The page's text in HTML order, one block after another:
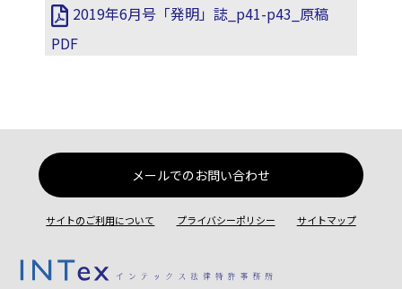
2019年6月号「発明」誌_p41-p43_原稿
PDF
メールでのお問い合わせ
サイトのご利用について プライバシーポリシー サイトマップ